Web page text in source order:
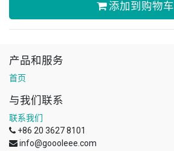
添加到购物车
产品和服务
首页
与我们联系
联系我们
+86 20 3627 8101
info@goooleee.com